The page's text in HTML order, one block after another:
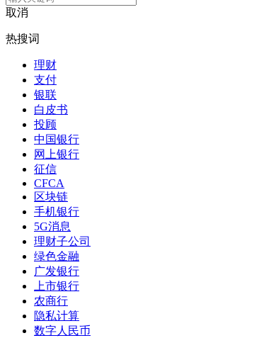
取消
热搜词
理财
支付
银联
白皮书
投顾
中国银行
网上银行
征信
CFCA
区块链
手机银行
5G消息
理财子公司
绿色金融
广发银行
上市银行
农商行
隐私计算
数字人民币